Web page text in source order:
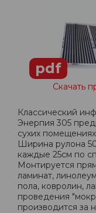
pdf
Скачать
Классический
Энерпия 305
сухих
Ширина рулона
каждые 25см по
Монтируется
ламинат,
пола, ковролин,
проведения
производится за